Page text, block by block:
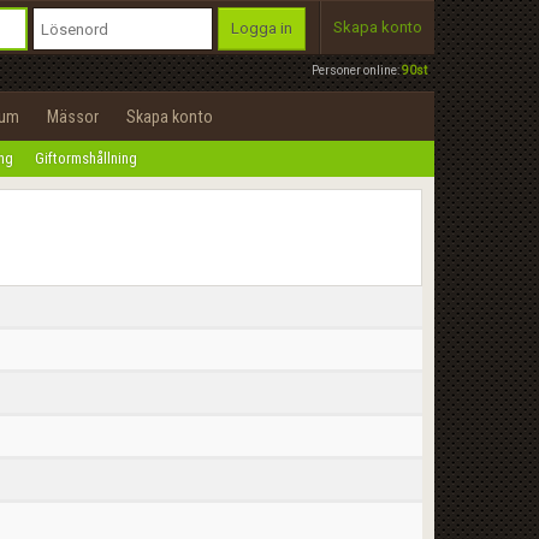
Personer online:90st
Logga in Skapa konto
Mässor Skapa konto
Giftormshållning